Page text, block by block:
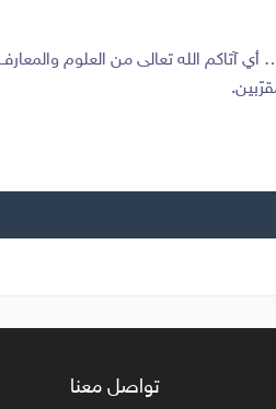
آتاكم الله تعالى من العلوم والمعارف
تواصل معنا